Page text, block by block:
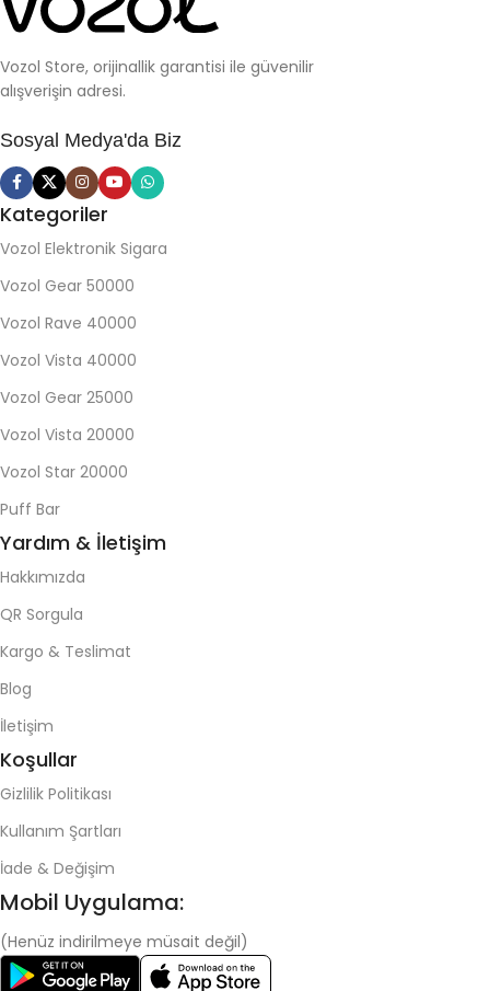
Vozol Store, orijinallik garantisi ile güvenilir
alışverişin adresi.
Sosyal Medya'da Biz
Kategoriler
Vozol Elektronik Sigara
Vozol Gear 50000
Vozol Rave 40000
Vozol Vista 40000
Vozol Gear 25000
Vozol Vista 20000
Vozol Star 20000
Puff Bar
Yardım & İletişim
Hakkımızda
QR Sorgula
Kargo & Teslimat
Blog
İletişim
Koşullar
Gizlilik Politikası
Kullanım Şartları
İade & Değişim
Mobil Uygulama:
(Henüz indirilmeye müsait değil)